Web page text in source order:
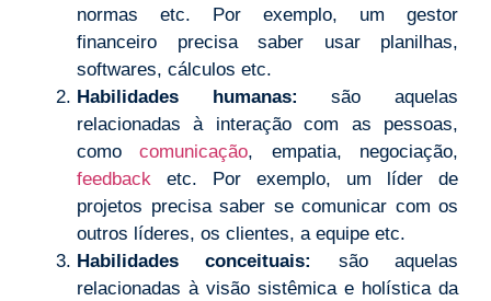
normas etc. Por exemplo, um gestor
financeiro precisa saber usar planilhas,
softwares, cálculos etc.
Habilidades humanas: são aquelas
relacionadas à interação com as pessoas,
comocomunicação, empatia, negociação,
feedback etc. Por exemplo, um líder de
projetos precisa saber se comunicar com os
outros líderes, os clientes, a equipe etc.
Habilidades conceituais:
são aquelas
relacionadas à visão sistêmica e holística da